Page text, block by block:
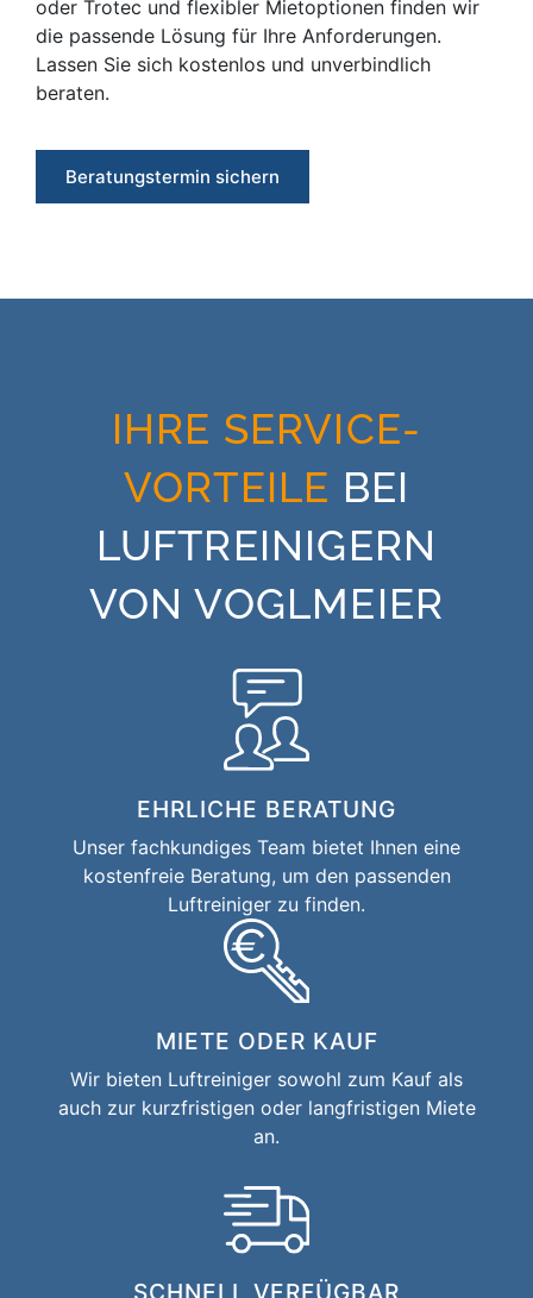
oder Trotec und flexibler Mietoptionen finden wir
die passende Lösung für Ihre Anforderungen.
Lassen Sie sich kostenlos und unverbindlich
beraten.
Beratungstermin sichern
IHRE SERVICE-
VORTEILE BEI
LUFTREINIGERN
VON VOGLMEIER
EHRLICHE BERATUNG
Unser fachkundiges Team bietet Ihnen eine
kostenfreie Beratung, um den passenden
Luftreiniger zu finden.
MIETE ODER KAUF
Wir bieten Luftreiniger sowohl zum Kauf als
auch zur kurzfristigen oder langfristigen Miete
an.
SCHNELL VERFÜGBAR